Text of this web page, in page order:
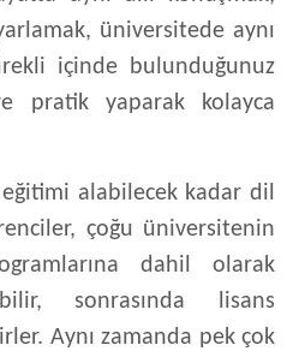
üniversitede aynı
içinde bulunduğunuz
pratik yaparak kolayca
alabilecek kadar dil
çoğu üniversitenin
dahil olarak
sonrasında lisans
Aynı zamanda pek çok